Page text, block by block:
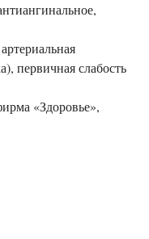
первичная слабость
«Здоровье»,